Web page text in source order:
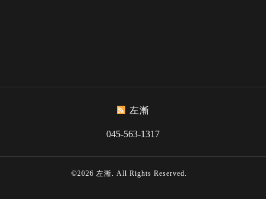
左漸
045-563-1317
©2026 左漸. All Rights Reserved.